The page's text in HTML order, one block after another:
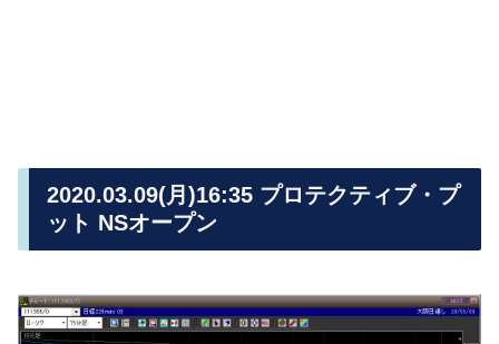
2020.03.09(月)16:35 プロテクティブ・プ
ット NSオープン